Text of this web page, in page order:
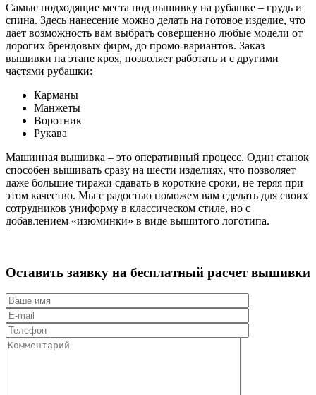
Самые подходящие места под вышивку на рубашке – грудь и
спина. Здесь нанесение можно делать на готовое изделие, что
дает возможность вам выбрать совершенно любые модели от
дорогих брендовых фирм, до промо-вариантов. Заказ
вышивки на этапе кроя, позволяет работать и с другими
частями рубашки:
Карманы
Манжеты
Воротник
Рукава
Машинная вышивка – это оперативный процесс. Один станок
способен вышивать сразу на шести изделиях, что позволяет
даже большие тиражи сдавать в короткие сроки, не теряя при
этом качество. Мы с радостью поможем вам сделать для своих
сотрудников униформу в классическом стиле, но с
добавлением «изюминки» в виде вышитого логотипа.
Оставить заявку на бесплатный расчетвышивки